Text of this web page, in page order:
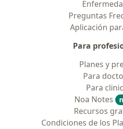
Preguntas
Aplicación
Para
Planes y
Para
Para
Noa Notes
Recursos
Condiciones de los